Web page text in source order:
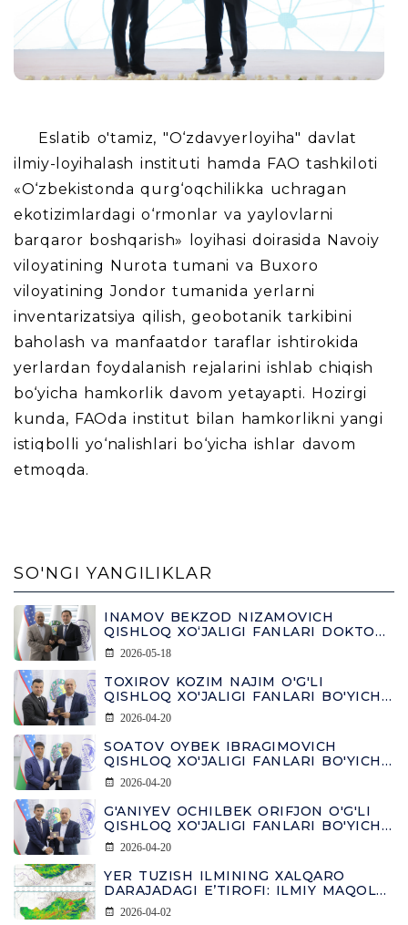
Eslatib o'tamiz, "O‘zdavyerloyiha" davlat
ilmiy-loyihalash instituti hamda FAO tashkiloti
«O‘zbekistonda qurg‘oqchilikka uchragan
ekotizimlardagi o‘rmonlar va yaylovlarni
barqaror boshqarish» loyihasi doirasida Navoiy
viloyatining Nurota tumani va Buxoro
viloyatining Jondor tumanida yerlarni
inventarizatsiya qilish, geobotanik tarkibini
baholash va manfaatdor taraflar ishtirokida
yerlardan foydalanish rejalarini ishlab chiqish
bo‘yicha hamkorlik davom yetayapti. Hozirgi
kunda, FAOda institut bilan hamkorlikni yangi
istiqbolli yo‘nalishlari bo‘yicha ishlar davom
etmoqda.
SO'NGI YANGILIKLAR
INAMOV BEKZOD NIZAMOVICH
QISHLOQ XO‘JALIGI FANLARI DOKTORI
(DSC) ILMIY DARAJASINI OLDI
2026-05-18
TOXIROV KOZIM NAJIM O'G'LI
QISHLOQ XO'JALIGI FANLARI BO'YICHA
FALSAFA DOKTORI DIPLOMINI OLDI
2026-04-20
SOATOV OYBEK IBRAGIMOVICH
QISHLOQ XO'JALIGI FANLARI BO'YICHA
FALSAFA DOKTORI DIPLOMINI OLDI
2026-04-20
G'ANIYEV OCHILBEK ORIFJON O'G'LI
QISHLOQ XO'JALIGI FANLARI BO'YICHA
FALSAFA DOKTORI DIPLOMINI OLDI
2026-04-20
YER TUZISH ILMINING XALQARO
DARAJADAGI E’TIROFI: ILMIY MAQOLA
FRONTIERS JURNALIDA CHOP ETILDI
2026-04-02